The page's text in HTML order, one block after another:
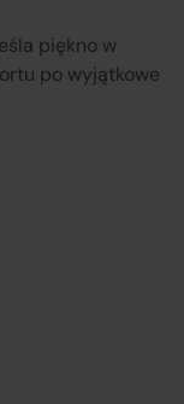
piękno w
po wyjątkowe